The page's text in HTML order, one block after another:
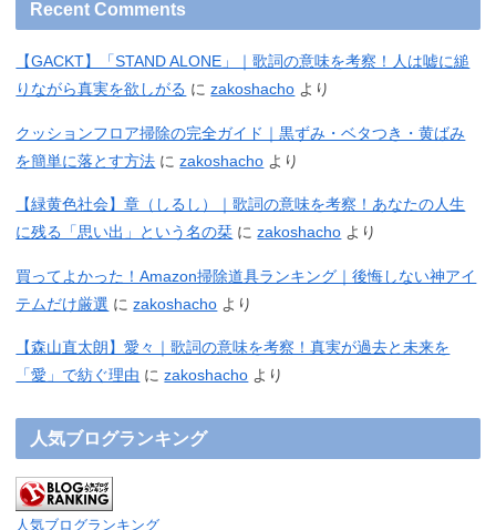
Recent Comments
【GACKT】「STAND ALONE」｜歌詞の意味を考察！人は嘘に縋
りながら真実を欲しがる にzakoshacho より
クッションフロア掃除の完全ガイド｜黒ずみ・ベタつき・黄ばみ
を簡単に落とす方法 にzakoshacho より
【緑黄色社会】章（しるし）｜歌詞の意味を考察！あなたの人生
に残る「思い出」という名の栞 にzakoshacho より
買ってよかった！Amazon掃除道具ランキング｜後悔しない神アイ
テムだけ厳選 にzakoshacho より
【森山直太朗】愛々｜歌詞の意味を考察！真実が過去と未来を
「愛」で紡ぐ理由 にzakoshacho より
人気ブログランキング
人気ブログランキング